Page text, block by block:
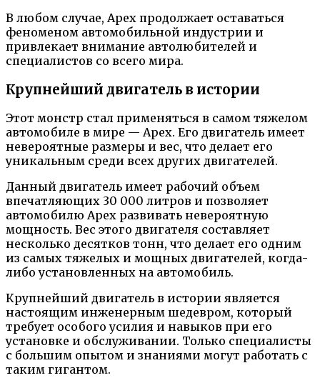
В любом случае, Apex продолжает оставаться
феноменом автомобильной индустрии и
привлекает внимание автолюбителей и
специалистов со всего мира.
Крупнейший двигатель в истории
Этот монстр стал применяться в самом тяжелом
автомобиле в мире — Apex. Его двигатель имеет
невероятные размеры и вес, что делает его
уникальным среди всех других двигателей.
Данный двигатель имеет рабочий объем
впечатляющих 30 000 литров и позволяет
автомобилю Apex развивать невероятную
мощность. Вес этого двигателя составляет
несколько десятков тонн, что делает его одним
из самых тяжелых и мощных двигателей, когда-
либо установленных на автомобиль.
Крупнейший двигатель в истории является
настоящим инженерным шедевром, который
требует особого усилия и навыков при его
установке и обслуживании. Только специалисты
с большим опытом и знаниями могут работать с
таким гигантом.